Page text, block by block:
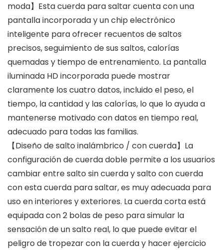
moda】Esta cuerda para saltar cuenta con una
pantalla incorporada y un chip electrónico
inteligente para ofrecer recuentos de saltos
precisos, seguimiento de sus saltos, calorías
quemadas y tiempo de entrenamiento. La pantalla
iluminada HD incorporada puede mostrar
claramente los cuatro datos, incluido el peso, el
tiempo, la cantidad y las calorías, lo que lo ayuda a
mantenerse motivado con datos en tiempo real,
adecuado para todas las familias.
【Diseño de salto inalámbrico / con cuerda】La
configuración de cuerda doble permite a los usuarios
cambiar entre salto sin cuerda y salto con cuerda
con esta cuerda para saltar, es muy adecuada para
uso en interiores y exteriores. La cuerda corta está
equipada con 2 bolas de peso para simular la
sensación de un salto real, lo que puede evitar el
peligro de tropezar con la cuerda y hacer ejercicio